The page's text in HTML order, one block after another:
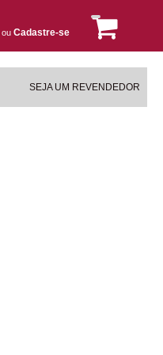
ou Cadastre-se
SEJA UM REVENDEDOR